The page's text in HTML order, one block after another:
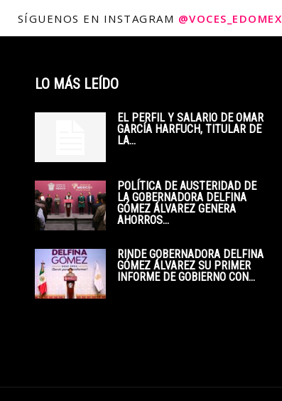
SÍGUENOS EN INSTAGRAM @VOCES_EDOMEX
LO MÁS LEÍDO
EL PERFIL Y SALARIO DE OMAR
GARCÍA HARFUCH, TITULAR DE
LA...
POLÍTICA DE AUSTERIDAD DE
LA GOBERNADORA DELFINA
GÓMEZ ÁLVAREZ GENERA
AHORROS...
RINDE GOBERNADORA DELFINA
GÓMEZ ÁLVAREZ SU PRIMER
INFORME DE GOBIERNO CON...